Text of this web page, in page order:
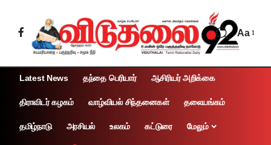
Aa
Latest News தந்தை பெரியார் ஆசிரியர் அறிக்கை
திராவிடர் கழகம் வாழ்வியல் சிந்தனைகள் தலையங்கம்
தமிழ்நாடு அரசியல் உலகம் கட்டுரை மேலும்